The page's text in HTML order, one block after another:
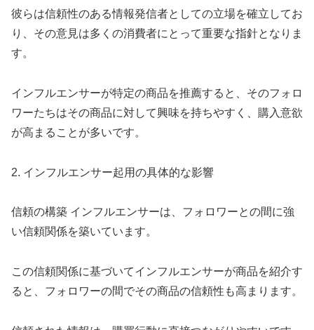
彼らは信頼性のある情報発信者としての立場を確立してお
り、その意見は多くの消費者にとって重要な指針となりま
す。
インフルエンサーが特定の商品を推薦すると、そのフォロ
ワーたちはその商品に対して興味を持ちやすく、購入意欲
が高まることが多いです。
2. インフルエンサー起用の具体的な影響
信頼の構築 インフルエンサーは、フォロワーとの間に強
い信頼関係を築いています。
この信頼関係に基づいてインフルエンサーが商品を紹介す
ると、フォロワーの間でその商品の信頼性も高まります。